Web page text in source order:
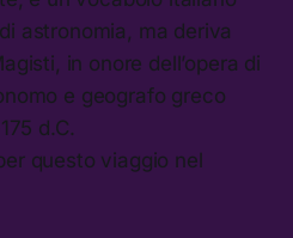
astronomia, ma deriva
in onore dell’opera di
e geografo greco
d.C.
questo viaggio nel